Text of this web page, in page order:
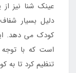
عینک شنا نیز
دلیل بسیار
کودک می دهد.
است که با
تنظیم کرد تا به